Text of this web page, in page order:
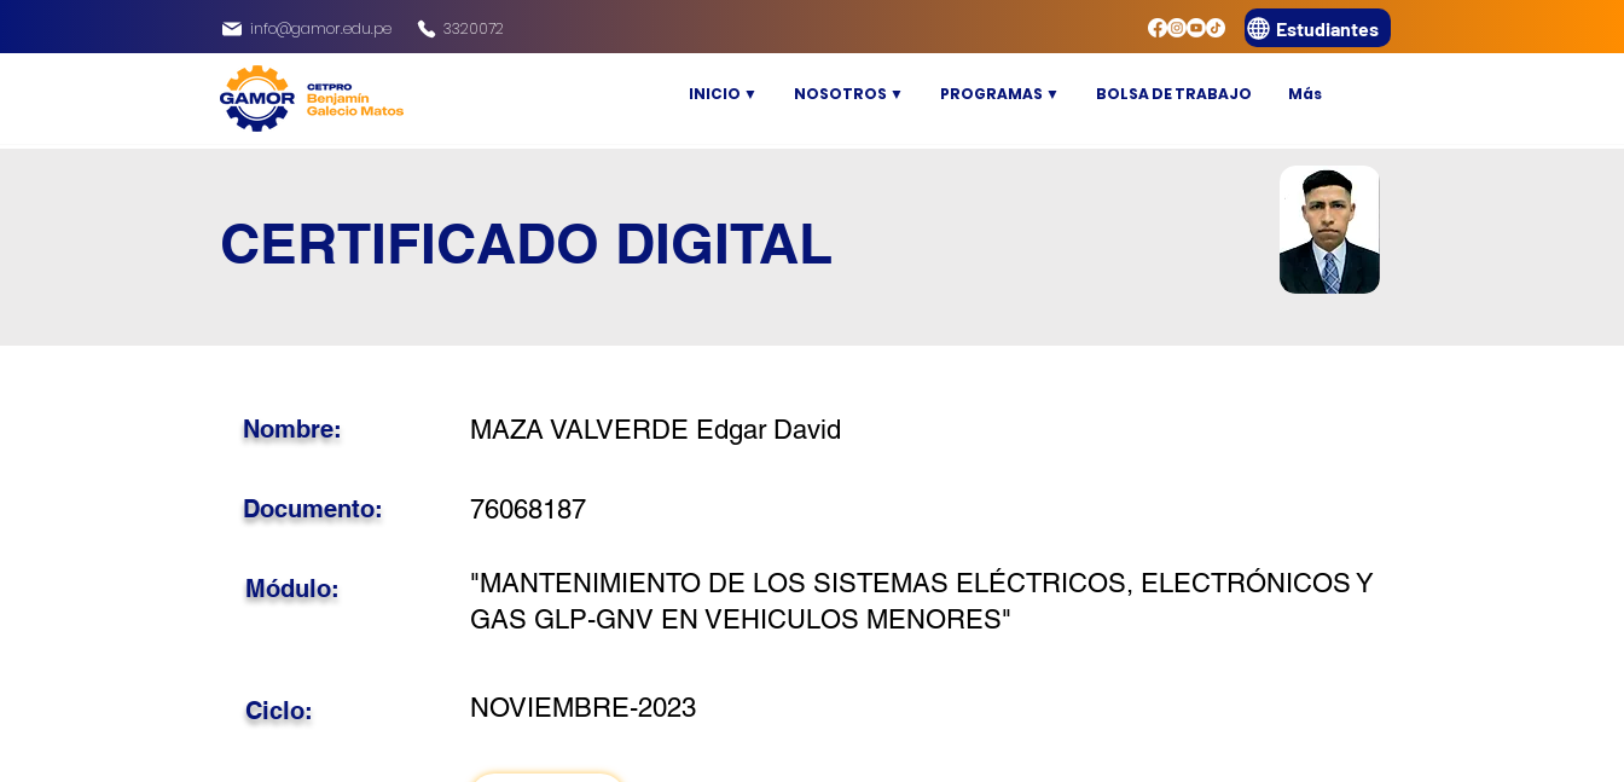
info@gamor.edu.pe 3320072 Estudiantes
INICIO ▼ NOSOTROS ▼ PROGRAMAS ▼ BOLSA DE TRABAJO Más
CERTIFICADO DIGITAL
MAZA VALVERDE Edgar David
Nombre:
76068187
Documento:
"MANTENIMIENTO DE LOS SISTEMAS ELÉCTRICOS, ELECTRÓNICOS Y
GAS GLP-GNV EN VEHICULOS MENORES"
Módulo:
NOVIEMBRE-2023
Ciclo: